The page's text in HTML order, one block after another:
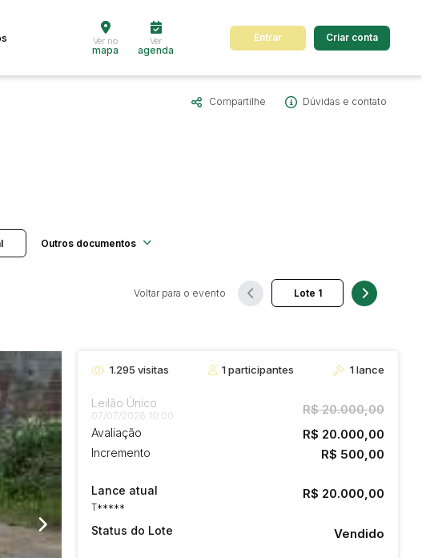
Cidade
Ver no
mapa
Ver
agenda
Entrar Criar conta
Compartilhe Dúvidas e contato
Outros documentos
Voltar para o evento
1.295 visitas 1participantes 1lance
Leilão Único
07/07/2026 10:00 R$ 20.000,00
Avaliação R$ 20.000,00
Incremento R$ 500,00
Lance atual
T*****
R$ 20.000,00
Status do Lote Vendido